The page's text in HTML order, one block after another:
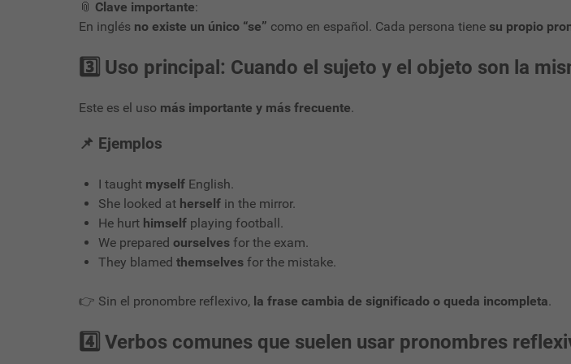
📎 Clave importante:
En inglés no existe un único “se” como en español. Cada persona tiene su propio
3️⃣ Uso principal: Cuando el sujeto y el objeto son la
Este es el uso más importante y más frecuente.
📌 Ejemplos
I taught myself English.
She looked at herself in the mirror.
He hurt himself playing football.
We prepared ourselves for the exam.
They blamed themselves for the mistake.
👉 Sin el pronombre reflexivo, la frase cambia de significado o queda incompleta.
4️⃣ Verbos comunes que suelen usar pronombres